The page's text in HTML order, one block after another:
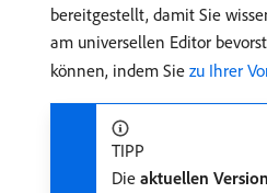
bereitgestellt, damit Sie
am universellen Editor
können, indem Sie zu Ihrer
TIPP
Die aktuellen